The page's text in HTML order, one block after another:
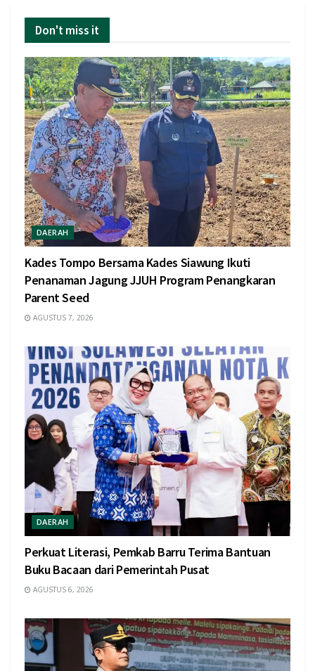
Don't miss it
DAERAH
Kades Tompo Bersama Kades Siawung Ikuti
Penanaman Jagung JJUH Program Penangkaran
Parent Seed
AGUSTUS 7, 2026
DAERAH
Perkuat Literasi, Pemkab Barru Terima Bantuan
Buku Bacaan dari Pemerintah Pusat
AGUSTUS 6, 2026